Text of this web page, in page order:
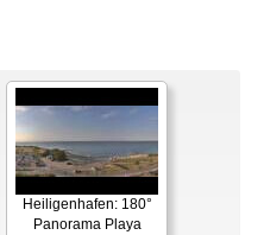
Heiligenhafen: 180°
Panorama Playa